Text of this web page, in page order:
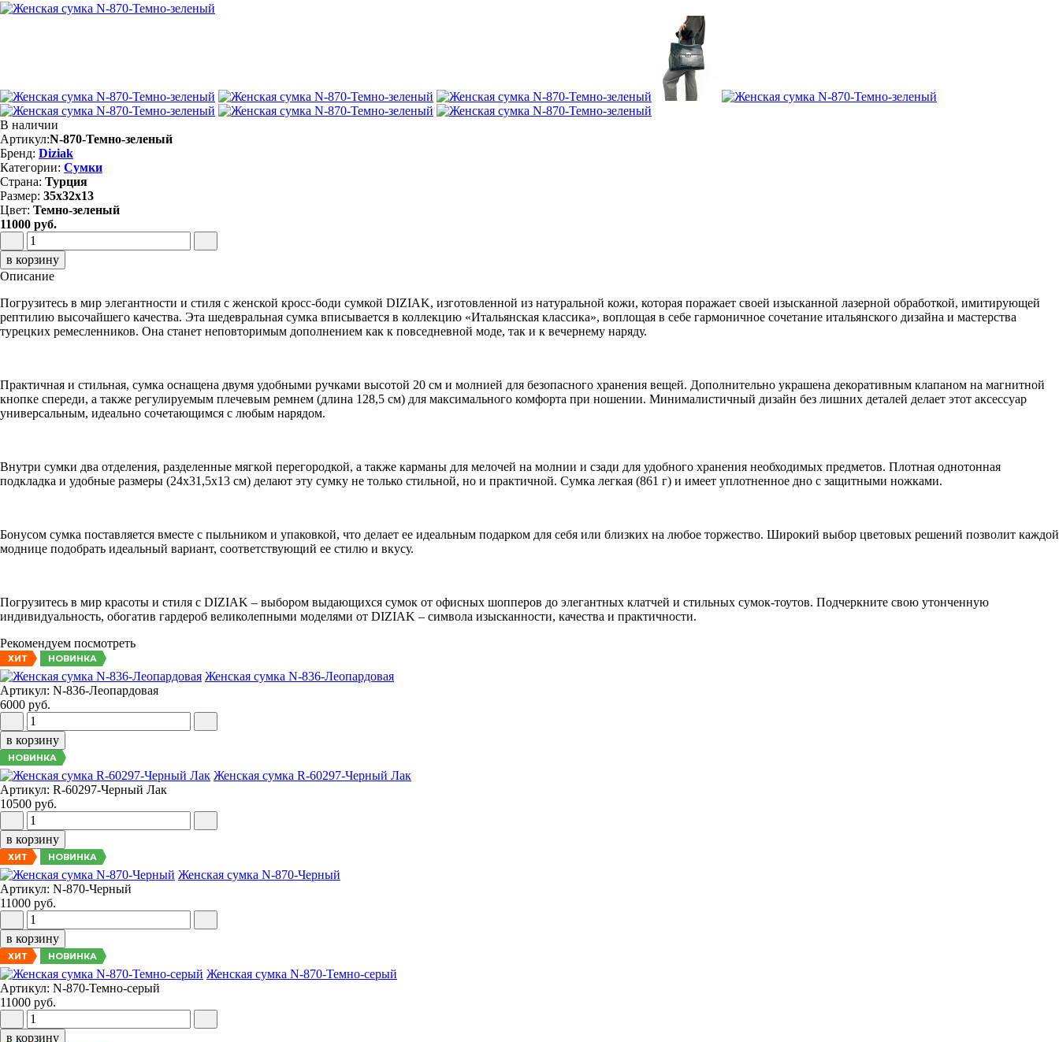
В наличии
Артикул:N-870-Темно-зеленый
Бренд: Diziak
Категории: Сумки
Страна: Турция
Размер: 35х32х13
Цвет: Темно-зеленый
11000 руб.
в корзину
Описание
Погрузитесь в мир элегантности и стиля с женской кросс-боди сумкой DIZIAK, изготовленной из натуральной кожи, которая поражает своей изысканной лазерной обработкой, имитирующей
рептилию высочайшего качества. Эта шедевральная сумка вписывается в коллекцию «Итальянская классика», воплощая в себе гармоничное сочетание итальянского дизайна и мастерства
турецких ремесленников. Она станет неповторимым дополнением как к повседневной моде, так и к вечернему наряду.
Практичная и стильная, сумка оснащена двумя удобными ручками высотой 20 см и молнией для безопасного хранения вещей. Дополнительно украшена декоративным клапаном на магнитной
кнопке спереди, а также регулируемым плечевым ремнем (длина 128,5 см) для максимального комфорта при ношении. Минималистичный дизайн без лишних деталей делает этот аксессуар
универсальным, идеально сочетающимся с любым нарядом.
Внутри сумки два отделения, разделенные мягкой перегородкой, а также карманы для мелочей на молнии и сзади для удобного хранения необходимых предметов. Плотная однотонная
подкладка и удобные размеры (24x31,5x13 см) делают эту сумку не только стильной, но и практичной. Сумка легкая (861 г) и имеет уплотненное дно с защитными ножками.
Бонусом сумка поставляется вместе с пыльником и упаковкой, что делает ее идеальным подарком для себя или близких на любое торжество. Широкий выбор цветовых решений позволит каждой
моднице подобрать идеальный вариант, соответствующий ее стилю и вкусу.
Погрузитесь в мир красоты и стиля с DIZIAK – выбором выдающихся сумок от офисных шопперов до элегантных клатчей и стильных сумок-тоутов. Подчеркните свою утонченную
индивидуальность, обогатив гардероб великолепными моделями от DIZIAK – символа изысканности, качества и практичности.
Рекомендуем посмотреть
ХИТ НОВИНКА
Женская сумка N-836-Леопардовая
Артикул: N-836-Леопардовая
6000 руб.
в корзину
НОВИНКА
Женская сумка R-60297-Черный Лак
Артикул: R-60297-Черный Лак
10500 руб.
в корзину
ХИТ НОВИНКА
Женская сумка N-870-Черный
Артикул: N-870-Черный
11000 руб.
в корзину
ХИТ НОВИНКА
Женская сумка N-870-Темно-серый
Артикул: N-870-Темно-серый
11000 руб.
в корзину